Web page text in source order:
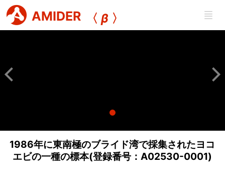
AMIDER 〈β 〉
1986年に東南極のブライド湾で採集されたヨコ
エビの一種の標本(登録番号：A02530-0001)